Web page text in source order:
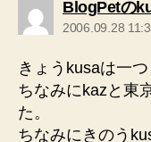
BlogPetの
2006.09.28
きょうkusaは一
ちなみにkazと東
た。
ちなみにきのう